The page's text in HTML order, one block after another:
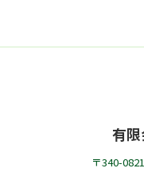
有
〒340-